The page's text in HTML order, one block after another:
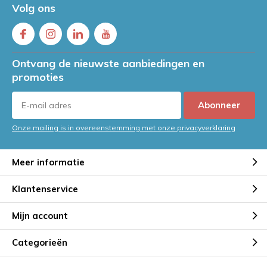
Volg ons
Ontvang de nieuwste aanbiedingen en
promoties
Abonneer
Onze mailing is in overeenstemming met onze privacyverklaring
Meer informatie
Klantenservice
Mijn account
Categorieën